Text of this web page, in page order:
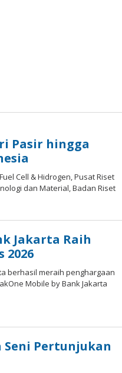
Pasir hingga
Cell & Hidrogen, Pusat Riset
dan Material, Badan Riset
Jakarta Raih
2026
berhasil meraih penghargaan
Mobile by Bank Jakarta
Seni Pertunjukan